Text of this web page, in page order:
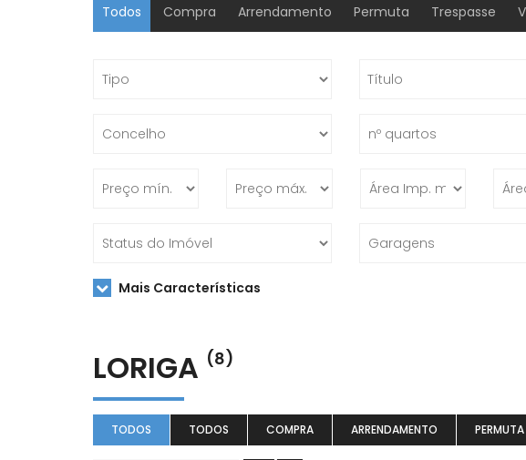
Todos Compra Arrendamento Permuta Trespasse
Mais Características
LORIGA (8)
TODOS TODOS COMPRA ARRENDAMENTO PERMUTA